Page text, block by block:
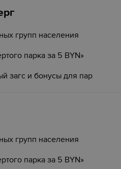
групп населения
парка за 5 BYN»
загс и бонусы для пар
групп населения
парка за 5 BYN»